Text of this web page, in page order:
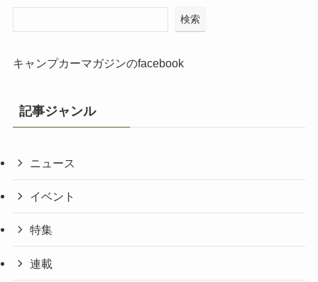
検索
キャンプカーマガジンのfacebook
記事ジャンル
ニュース
イベント
特集
連載